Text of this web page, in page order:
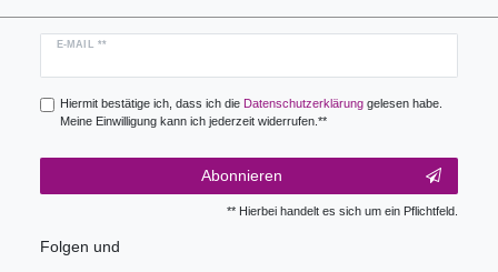
E-MAIL **
Newsletter
Hiermit bestätige ich, dass ich die Daten­schutz­erklärunggelesen habe.
Meine Einwilligung kann ich jederzeit widerrufen.**
Abonnieren
** Hierbei handelt es sich um ein Pflichtfeld.
Folgen und